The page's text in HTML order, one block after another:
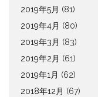
2019年5月 (81)
2019年4月 (80)
2019年3月 (83)
2019年2月 (61)
2019年1月 (62)
2018年12月 (67)